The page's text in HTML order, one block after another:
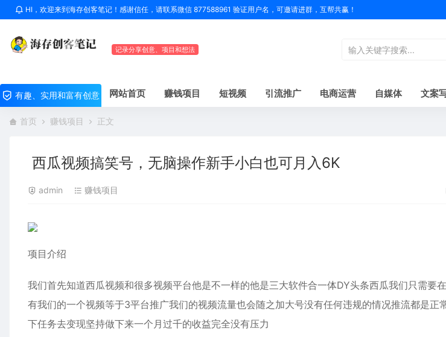
HI，欢迎来到海存创客笔记！感谢信任，请联系微信 877588961 验证用户名，可邀请进群，互帮共赢！
记录分享创意、项目和想法
有趣、实用和富有创意 网站首页 赚钱项目 短视频 引流推广 电商运营 自媒体 文案
首页 赚钱项目 正文
西瓜视频搞笑号，无脑操作新手小白也可月入6K
admin 赚钱项目
项目介绍
我们首先知道西瓜视频和很多视频平台他是不一样的他是三大软件合一体DY头条西瓜我们只需要
有我们的一个视频等于3平台推广我们的视频流量也会随之加大号没有任何违规的情况推流都是正
下任务去变现坚持做下来一个月过千的收益完全没有压力